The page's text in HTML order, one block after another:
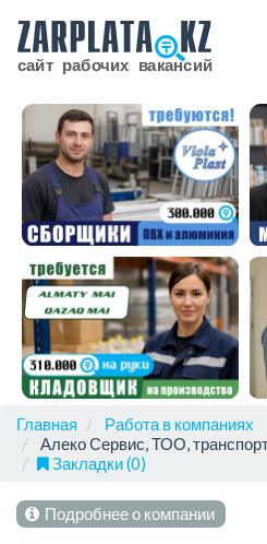
Главная
Работа в компаниях
Алеко Сервис, ТОО,
Закладки (0)
Подробнее о компании